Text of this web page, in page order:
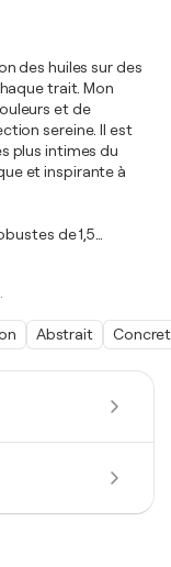
des huiles sur des
trait. Mon
et de
sereine. Il est
plus intimes du
et inspirante à
de 1,5
Abstrait Concret